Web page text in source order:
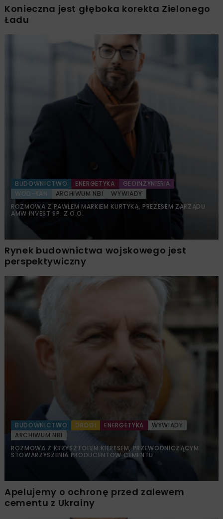
Konieczna jest głęboka korekta Zielonego
Ładu
BUDOWNICTWO ENERGETYKA
GEOINŻYNIERIA
WOD-KAN
ARCHIWUM NBI
WYWIADY
ROZMOWA Z PAWŁEM MARKIEM KURTYKĄ, PREZESEM ZARZĄDU
AMW INVEST SP. Z O.O.
Rynek budownictwa wojskowego jest
perspektywiczny
BUDOWNICTWO DROGI ENERGETYKA
WYWIADY
ARCHIWUM NBI
ROZMOWA Z KRZYSZTOFEM KIERESEM, PRZEWODNICZĄCYM
STOWARZYSZENIA PRODUCENTÓW CEMENTU
Apelujemy o ochronę przed zalewem
cementu z Ukrainy